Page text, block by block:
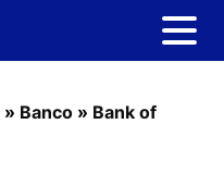
» Banco » Bank of